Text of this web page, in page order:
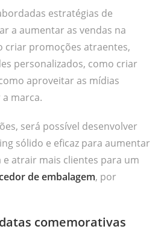
estratégias de
a aumentar as vendas na
criar promoções atraentes,
personalizados, como criar
aproveitar as mídias
marca.
será possível desenvolver
sólido e eficaz para aumentar
e atrair mais clientes para um
de embalagem, por
comemorativas